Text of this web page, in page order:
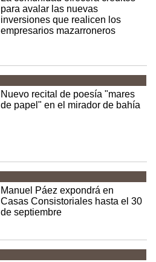
para avalar las nuevas
inversiones que realicen los
empresarios mazarroneros
Nuevo recital de poesía "mares
de papel" en el mirador de bahía
Manuel Páez expondrá en
Casas Consistoriales hasta el 30
de septiembre